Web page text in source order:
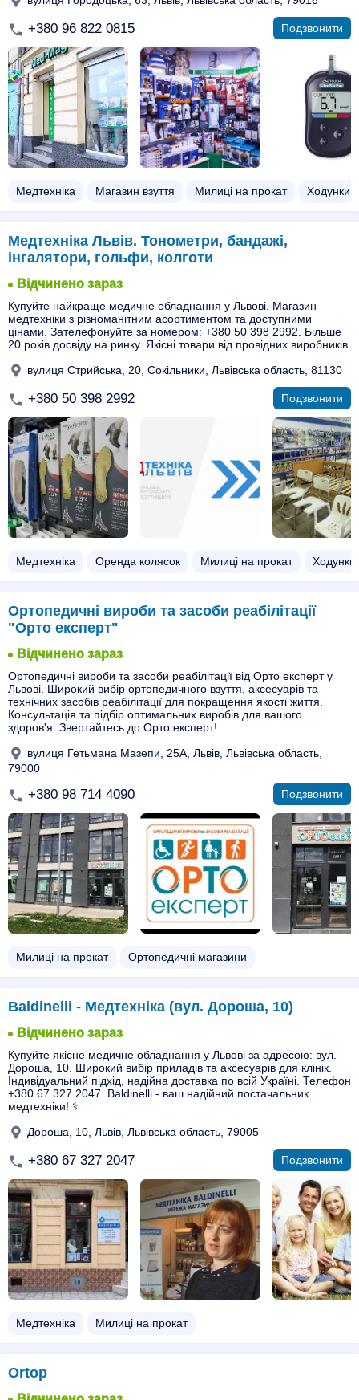
+380 96 822 0815 Подзвонити
Медтехніка Магазин взуття Милиці на прокат Ходунки
Медтехніка Львів. Тонометри, бандажі,
інгалятори, гольфи, колготи
Відчинено зараз
Купуйте найкраще медичне обладнання у Львові. Магазин
медтехніки з різноманітним асортиментом та доступними
цінами. Зателефонуйте за номером: +380 50 398 2992. Більше
20 років досвіду на ринку. Якісні товари від провідних виробників.
вулиця Стрийська, 20, Сокільники, Львівська область, 81130
+380 50 398 2992 Подзвонити
Медтехніка Оренда колясок Милиці на прокат Ходунки
Ортопедичні вироби та засоби реабілітації
"Орто експерт"
Відчинено зараз
Ортопедичні вироби та засоби реабілітації від Орто експерт у
Львові. Широкий вибір ортопедичного взуття, аксесуарів та
технічних засобів реабілітації для покращення якості життя.
Консультація та підбір оптимальних виробів для вашого
здоров'я. Звертайтесь до Орто експерт!
вулиця Гетьмана Мазепи, 25А, Львів, Львівська область,
79000
+380 98 714 4090 Подзвонити
Милиці на прокат Ортопедичні магазини
Baldinelli - Медтехніка (вул. Дороша, 10)
Відчинено зараз
Купуйте якісне медичне обладнання у Львові за адресою: вул.
Дороша, 10. Широкий вибір приладів та аксесуарів для клінік.
Індивідуальний підхід, надійна доставка по всій Україні. Телефон
+380 67 327 2047. Baldinelli - ваш надійний постачальник
медтехніки! ⚕️
Дороша, 10, Львів, Львівська область, 79005
+380 67 327 2047 Подзвонити
Медтехніка Милиці на прокат
Ortop